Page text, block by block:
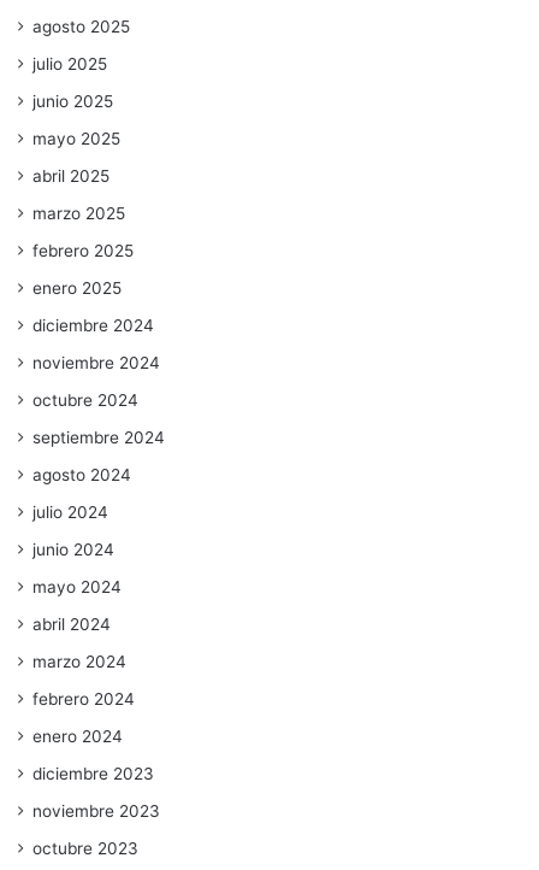
agosto 2025
julio 2025
junio 2025
mayo 2025
abril 2025
marzo 2025
febrero 2025
enero 2025
diciembre 2024
noviembre 2024
octubre 2024
septiembre 2024
agosto 2024
julio 2024
junio 2024
mayo 2024
abril 2024
marzo 2024
febrero 2024
enero 2024
diciembre 2023
noviembre 2023
octubre 2023